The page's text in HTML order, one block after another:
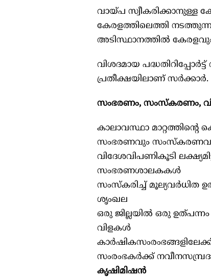
വായ്പ സ്വീകരിക്കാനുള്ള
കേരളത്തിലെത്തി
അടിസ്ഥാനത്തിൽ കേരളവും
വിശദമായ
പ്രതീക്ഷയിലാണ് സർക്കാർ.
സംഭരണം, സംസ്കരണം,
കാലാവസ്ഥാ
സംഭരണവും
വിദേശവിപണികൂടി
സംഭരണശാലകകൾ
സംസ്കരിച്ച് മൂല്യവർധിത
ശൃംഖല
ഒരു ജില്ലയിൽ ഒരു
വിളകൾ
സംരംഭകർക്ക്
കൃഷിമിഷൻ